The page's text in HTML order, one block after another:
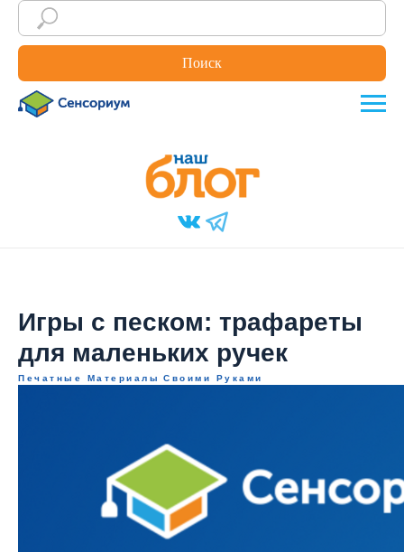
Поиск
Игры с песком: трафареты
для маленьких ручек
Печатные Материалы Своими Руками